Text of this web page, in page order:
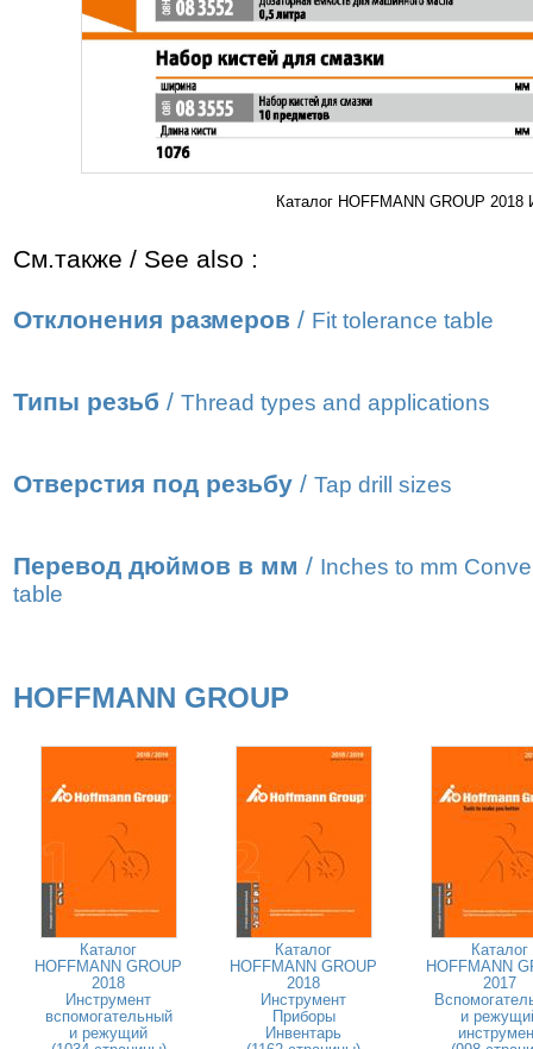
Каталог HOFFMANN GROUP
См.также / See also :
Отклонения размеров / Fit tolerance table
Типы резьб / Thread types and applications
Отверстия под резьбу / Tap drill sizes
Перевод дюймов в мм / Inches to mm
table
HOFFMANN GROUP
Каталог
HOFFMANN GROUP
2018
Инструмент
вспомогательный
и режущий
Каталог
HOFFMANN GROUP
2018
Инструмент
Приборы
Инвентарь
Каталог
HOFFMANN
2017
и